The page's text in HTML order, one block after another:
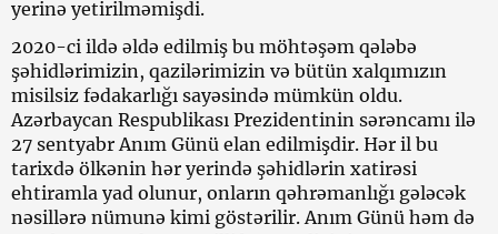
yerinə yetirilməmişdi.
2020-ci ildə əldə edilmiş bu möhtəşəm qələbə
şəhidlərimizin, qazilərimizin və bütün xalqımızın
misilsiz fədakarlığı sayəsində mümkün oldu.
Azərbaycan Respublikası Prezidentinin sərəncamı ilə
27 sentyabr Anım Günü elan edilmişdir. Hər il bu
tarixdə ölkənin hər yerində şəhidlərin xatirəsi
ehtiramla yad olunur, onların qəhrəmanlığı gələcək
nəsillərə nümunə kimi göstərilir. Anım Günü həm də